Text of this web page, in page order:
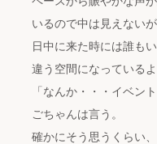
いるので中は見えない
日中に来た時には誰も
違う空間になっているよ
「なんか・・・イベン
ごちゃんは言う。
確かにそう思うくらい